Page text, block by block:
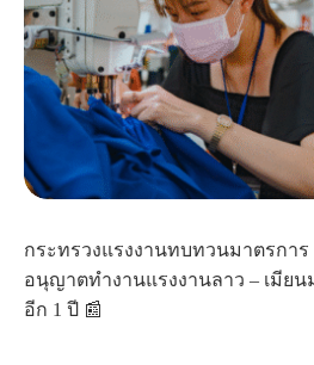
กระทรวงแรงงานทบทวนมาตรการ
อนุญาตทำงานแรงงานลาว – เมียน
อีก 1 ปี 📰